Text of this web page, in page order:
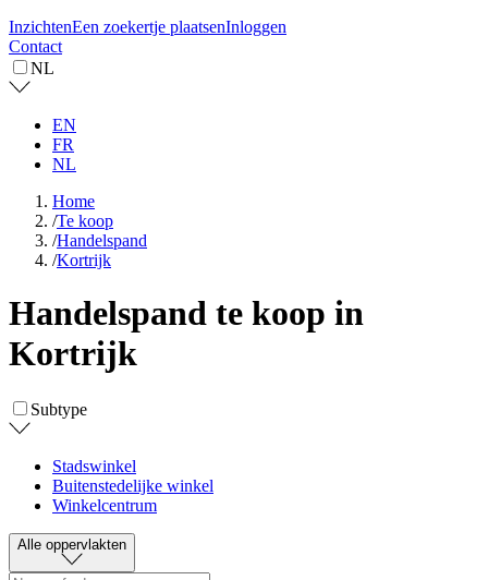
InzichtenEen zoekertje plaatsenInloggen
Contact
NL
EN
FR
NL
Home
/Te koop
/Handelspand
/Kortrijk
Handelspand te koop in
Kortrijk
Subtype
Stadswinkel
Buitenstedelijke winkel
Winkelcentrum
Alle oppervlakten